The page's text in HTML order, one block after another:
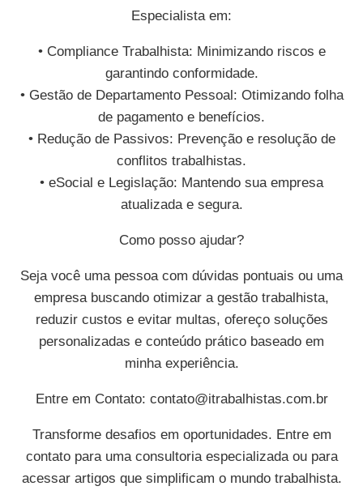
Especialista em:
• Compliance Trabalhista: Minimizando riscos e
garantindo conformidade.
• Gestão de Departamento Pessoal: Otimizando folha
de pagamento e benefícios.
• Redução de Passivos: Prevenção e resolução de
conflitos trabalhistas.
• eSocial e Legislação: Mantendo sua empresa
atualizada e segura.
Como posso ajudar?
Seja você uma pessoa com dúvidas pontuais ou uma
empresa buscando otimizar a gestão trabalhista,
reduzir custos e evitar multas, ofereço soluções
personalizadas e conteúdo prático baseado em
minha experiência.
Entre em Contato: contato@itrabalhistas.com.br
Transforme desafios em oportunidades. Entre em
contato para uma consultoria especializada ou para
acessar artigos que simplificam o mundo trabalhista.